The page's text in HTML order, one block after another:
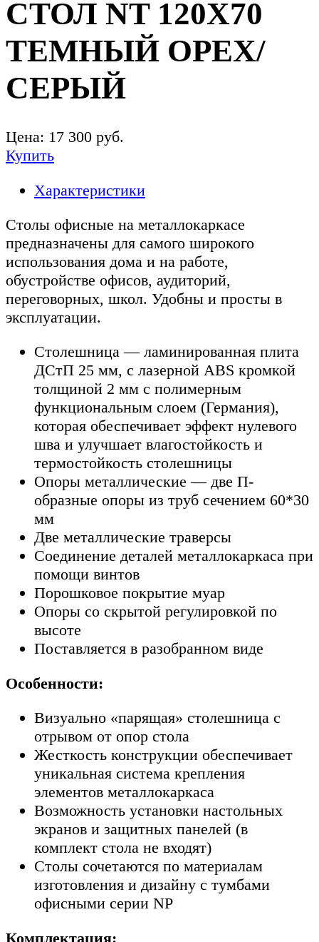
СТОЛ NT 120X70
ТЕМНЫЙ ОРЕХ/
СЕРЫЙ
Цена: 17 300 руб.
Купить
Характеристики
Столы офисные на металлокаркасе
предназначены для самого широкого
использования дома и на работе,
обустройстве офисов, аудиторий,
переговорных, школ. Удобны и просты в
эксплуатации.
Столешница — ламинированная плита
ДСтП 25 мм, с лазерной ABS кромкой
толщиной 2 мм с полимерным
функциональным слоем (Германия),
которая обеспечивает эффект нулевого
шва и улучшает влагостойкость и
термостойкость столешницы
Опоры металлические — две П-
образные опоры из труб сечением 60*30
мм
Две металлические траверсы
Соединение деталей металлокаркаса при
помощи винтов
Порошковое покрытие муар
Опоры со скрытой регулировкой по
высоте
Поставляется в разобранном виде
Особенности:
Визуально «парящая» столешница с
отрывом от опор стола
Жесткость конструкции обеспечивает
уникальная система крепления
элементов металлокаркаса
Возможность установки настольных
экранов и защитных панелей (в
комплект стола не входят)
Столы сочетаются по материалам
изготовления и дизайну с тумбами
офисными серии NP
Комплектация: